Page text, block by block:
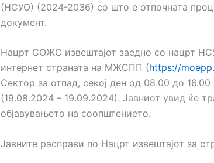
(НСУО) (2024-2036) со што е отпочната
документ.
Нацрт СОЖС извештајот заедно со нацрт
интернет страната на МЖСПП (https://
Сектор за отпад, секој ден од 08.00 до
(19.08.2024 – 19.09.2024). Јавниот увид ќе
објавувањето на соопштението.
Јавните расправи по Нацрт извештајот за